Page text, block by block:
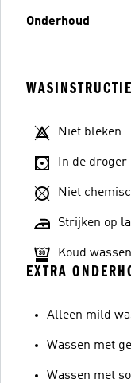
Onderhoud
Niet bleken
In de
Niet
Strijken op
Koud
EXTRA
Alleen mild
Wassen met
Wassen met